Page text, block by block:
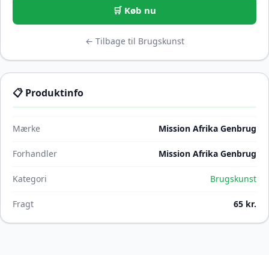
🛒 Køb nu
← Tilbage til Brugskunst
📋 Produktinfo
Mærke Mission Afrika Genbrug
Forhandler Mission Afrika Genbrug
Kategori Brugskunst
Fragt 65 kr.